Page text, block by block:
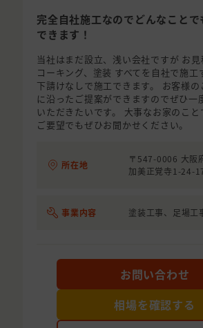
完全自社施工なのでどんなこと
できます！
当社はまだ設立、浅い会社ですが お見
コーキング、塗装 すべてを自社で施工
下請けなしで施工できます。 お客様
に沿ったご提案ができますのでぜひ一
いただきたいです。 大事なお家のこ
ご要望でもぜひお聞かせください。
所在地
〒547-0006 大阪
加美正覚寺1-24-
事業内容 塗装工事、足場工
お問い合わせ
相場を確認する